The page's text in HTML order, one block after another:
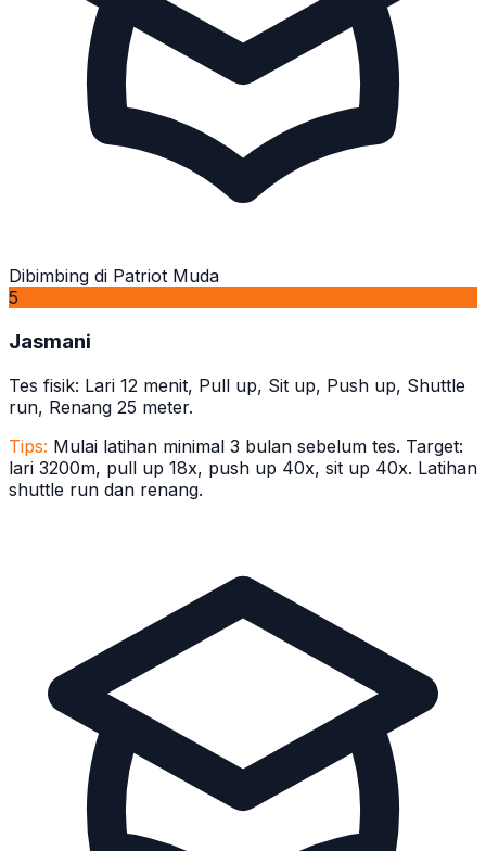
Dibimbing di Patriot Muda
5
Jasmani
Tes fisik: Lari 12 menit, Pull up, Sit up, Push up, Shuttle
run, Renang 25 meter.
Tips: Mulai latihan minimal 3 bulan sebelum tes. Target:
lari 3200m, pull up 18x, push up 40x, sit up 40x. Latihan
shuttle run dan renang.